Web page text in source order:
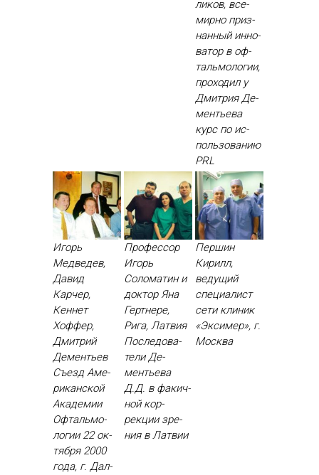
ликов, все­
мир­но приз­
нанный ин­но­
ватор в оф­
таль­мо­логии,
про­ходил у
Дмит­рия Де­
менть­ева
курс по ис­
поль­зо­ванию
PRL
Игорь
Медведев,
Давид
Карчер,
Кеннет
Хоффер,
Дмитрий
Дементьев
Съ­езд Аме­
рикан­ской
Ака­демии
Оф­таль­мо­
логии 22 ок­
тября 2000
го­да, г. Дал­
Профессор
Игорь
Соломатин и
доктор Яна
Гертнере,
Рига, Латвия
Пос­ле­дова­
тели Де­
менть­ева
Д.Д. в фа­кич­
ной кор­
рекции зре­
ния в Лат­вии
Першин
Кирилл,
ведущий
специалист
сети клиник
«Эксимер», г.
Москва